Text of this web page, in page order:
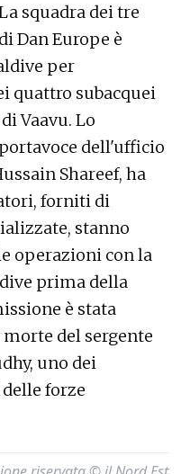
squadra dei tre
Dan Europe è
per
quattro subacquei
Vaavu. Lo
dell'ufficio
Shareef, ha
forniti di
stanno
operazioni con la
prima della
è stata
del sergente
uno dei
forze